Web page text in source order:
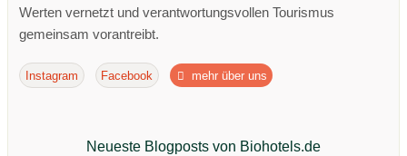
Werten vernetzt und verantwortungsvollen Tourismus
gemeinsam vorantreibt.
Instagram Facebook mehr über uns
Neueste Blogposts von Biohotels.de